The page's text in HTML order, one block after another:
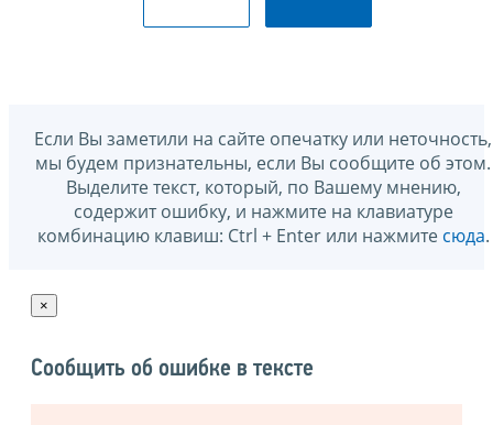
Если Вы заметили на сайте опечатку или неточность,
мы будем признательны, если Вы сообщите об этом.
Выделите текст, который, по Вашему мнению,
содержит ошибку, и нажмите на клавиатуре
комбинацию клавиш: Ctrl + Enter или нажмите сюда.
×
Сообщить об ошибке в тексте